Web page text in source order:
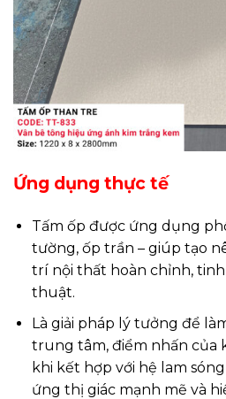
Ứng dụng thực tế
Tấm ốp được ứng dụng
tường, ốp trần – giúp tạo
trí nội thất hoàn chỉnh,
thuật.
Là giải pháp lý tưởng để
trung tâm, điểm nhấn của
khi kết hợp với hệ lam
ứng thị giác mạnh mẽ và